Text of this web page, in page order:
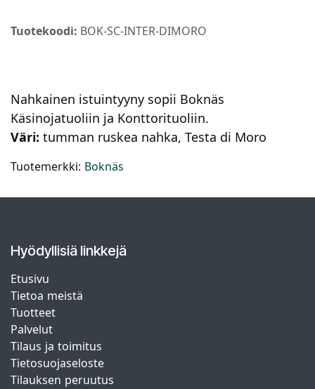
Tuotekoodi: BOK-SC-INTER-DIMORO
Nahkainen istuintyyny sopii Boknäs
Käsinojatuoliin ja Konttorituoliin.
Väri: tumman ruskea nahka, Testa di Moro
Tuotemerkki: Boknäs
Hyödyllisiä linkkejä
Etusivu
Tietoa meistä
Tuotteet
Palvelut
Tilaus ja toimitus
Tietosuojaseloste
Tilauksen peruutus